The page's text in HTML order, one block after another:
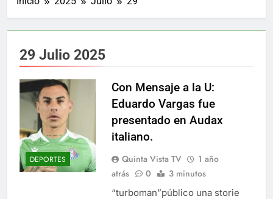
29 Julio 2025
DEPORTES
Con Mensaje a la U:
Eduardo Vargas fue
presentado en Audax
italiano.
Quinta Vista TV
1 año
atrás
0 3 minutos
“turboman”público una storie